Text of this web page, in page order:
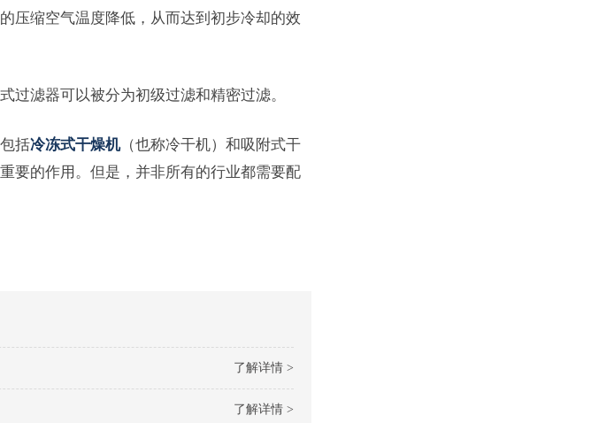
压缩空气温度降低，从而达到初步冷却的效
过滤器可以被分为初级过滤和精密过滤。
括冷冻式干燥机（也称冷干机）和吸附式干
要的作用。但是，并非所有的行业都需要配
了解详情 >
了解详情 >